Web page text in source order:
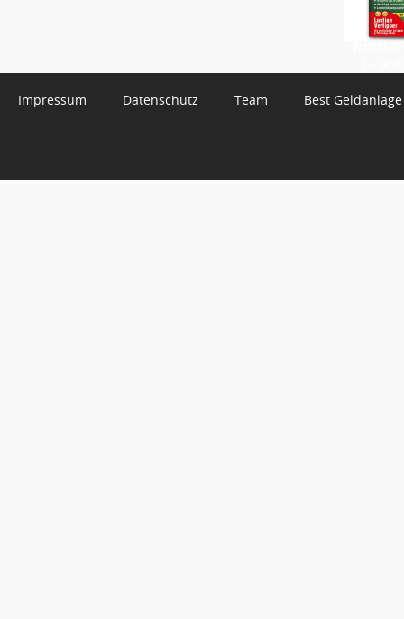
Impressum Datenschutz Team Best Geldanlage